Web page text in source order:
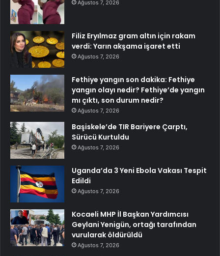
Ağustos 7, 2026
Filiz Eryılmaz gram altın için rakam
verdi: Yarın akşama işaret etti
Ağustos 7, 2026
Fethiye yangın son dakika: Fethiye
yangın olayı nedir? Fethiye’de yangın
mı çıktı, son durum nedir?
Ağustos 7, 2026
Başiskele’de TIR Bariyere Çarptı,
Sürücü Kurtuldu
Ağustos 7, 2026
Uganda’da 3 Yeni Ebola Vakası Tespit
Edildi
Ağustos 7, 2026
Kocaeli MHP İl Başkan Yardımcısı
Geylani Yenigün, ortağı tarafından
vurularak öldürüldü
Ağustos 7, 2026